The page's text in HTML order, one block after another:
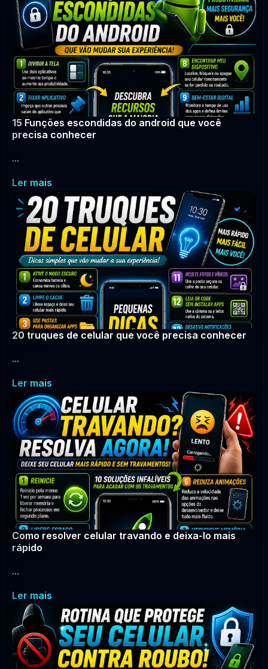
15 Funções escondidas do android que você
precisa conhecer
...
Ler mais
20 truques de celular que você precisa conhecer
...
Ler mais
Como resolver celular travando e deixa-lo mais
rápido
...
Ler mais